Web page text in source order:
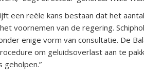
een reële kans bestaan dat het
voornemen van de regering.
enige vorm van consultatie. De
om geluidsoverlast aan te